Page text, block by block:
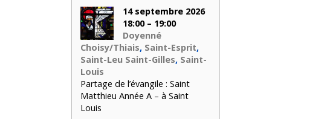
14 septembre 2026
18:00 – 19:00
Doyenné
Choisy/Thiais, Saint-Esprit,
Saint-Leu Saint-Gilles, Saint-
Louis
Partage de l’évangile : Saint
Matthieu Année A – à Saint
Louis